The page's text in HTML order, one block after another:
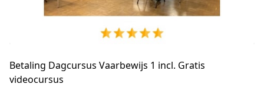
Betaling Dagcursus Vaarbewijs 1 incl. Gratis
videocursus